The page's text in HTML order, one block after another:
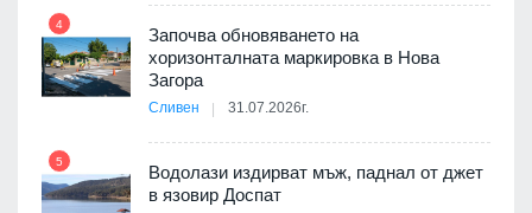
4
Започва обновяването на
хоризонталната маркировка в Нова
Загора
Сливен 31.07.2026г.
5
Водолази издирват мъж, паднал от джет
в язовир Доспат